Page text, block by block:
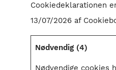
Cookiedeklarationen
13/07/2026 af
Nødvendig (4)
Nødvendige cookies